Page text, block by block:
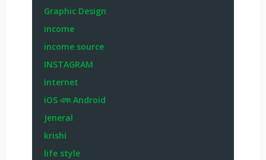
Graphic Design
income
income source
INSTAGRAM
Internet
iOS এবং Android
Jeneral
krishi
life style